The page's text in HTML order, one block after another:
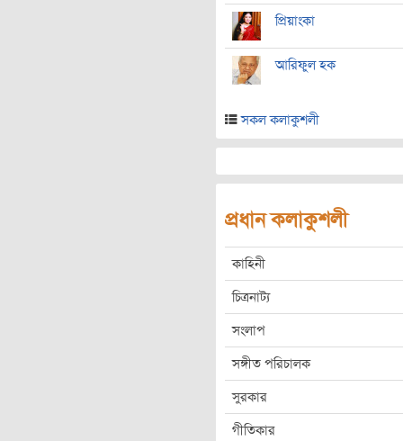
প্রিয়াংকা
আরিফুল হক
সকল কলাকুশলী
প্রধান কলাকুশলী
কাহিনী
চিত্রনাট্য
সংলাপ
সঙ্গীত পরিচালক
সুরকার
গীতিকার